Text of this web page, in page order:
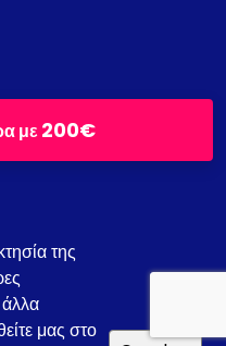
με200€
της
άλλα
μας στο